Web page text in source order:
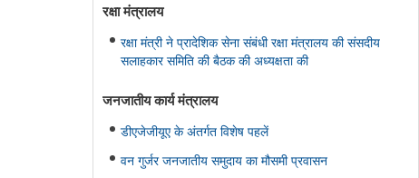
रक्षा मंत्रालय
रक्षा मंत्री ने प्रादेशिक सेना संबंधी रक्षा मंत्रालय की संसदीय
सलाहकार समिति की बैठक की अध्यक्षता की
जनजातीय कार्य मंत्रालय
डीएजेजीयूए के अंतर्गत विशेष पहलें
वन गुर्जर जनजातीय समुदाय का मौसमी प्रवासन